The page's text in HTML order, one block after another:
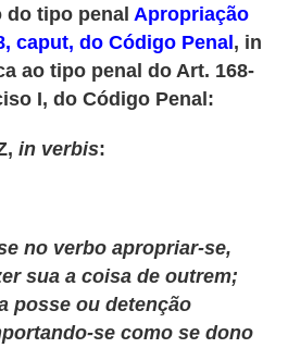
tipo penal Apropriação
caput, do Código Penal, in
ao tipo penal do Art. 168-
I, do Código Penal:
in verbis:
no verbo apropriar-se,
sua a coisa de outrem;
posse ou detenção
se como se dono